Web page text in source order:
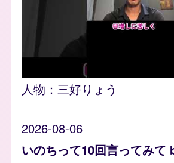
人物： 三好りょう
2026-08-06
いのちって10回言ってみて